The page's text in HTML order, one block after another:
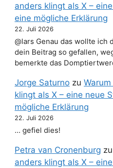
anders klingt als X –
eine mögliche Erklärung
22. Juli 2026
@lars Genau das wollte ich
dein Beitrag so gefallen,
bemerkte das
Jorge Saturno zu
klingt als X – eine neue
mögliche Erklärung
22. Juli 2026
… gefiel dies!
Petra van Cronenburg zu
anders klingt als X –